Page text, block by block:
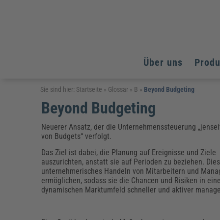
Über uns
Arbeitsschutz
Fachpublikationen & Arbeitshilfen
Arbeitssicherheit & Gesundheitsschutz
Weiterbildungen (AKADEMIE HERKERT)
Arbeitsschutz & Brandschutz
Assistenz & Office-Management
Baurecht & Architektenrecht
Nachhaltiges Planen
Bau, Immobilien & Gebäudemanagement
Bildung und Erziehung
Fachpublikationen & Arbeitshilfen
Kinderschutz, Jugendhilfe & Inklusion
Datenschutz & IT-Recht
Datenschutz & IT-Sicherheit
Elektrosicherheit
Elektrosicherheit & Elektrotechnik
Energie und Umwelt
Arbeitsschutz
Bildung und Erziehung
Energie und Umwelt
Kommunales
Reisekosten und Finanzen
Arbeitsschutz
Bildung und Erziehung
Energie und Umwelt
Kommunales
Reisekosten und Finanzen
Sie sind hier: Startseite » Glossar » B » Beyond Budgeting
Beyond Budgeting
Neuerer Ansatz, der die Unternehmenssteuerung
von Budgets“ verfolgt.
Das Ziel ist dabei, die Planung auf Ereignisse und Ziele
auszurichten, anstatt sie auf Perioden zu beziehen.
unternehmerisches Handeln von Mitarbeitern und
ermöglichen, sodass sie die Chancen und Risiken in
dynamischen Marktumfeld schneller und aktiver